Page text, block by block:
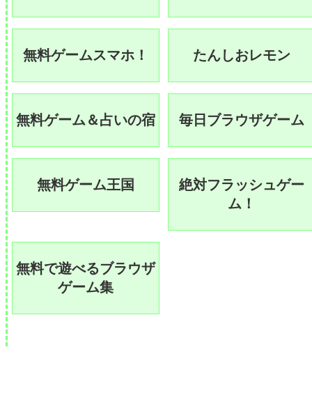
無料ゲームスマホ！ たんしおレモン
無料ゲーム＆占いの宿 毎日ブラウザゲーム
無料ゲーム王国
絶対フラッシュゲー
ム！
無料で遊べるブラウザ
ゲーム集